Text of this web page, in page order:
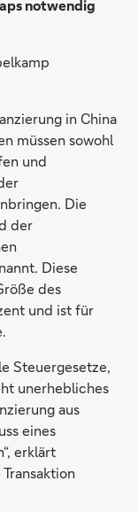
notwendig
in China
müssen sowohl
und
Die
der
Diese
des
und ist für
Steuergesetze,
unerhebliches
aus
eines
erklärt